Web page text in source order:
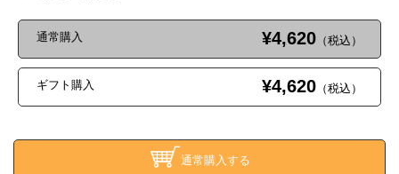
通常購入 ¥4,620 （税込）
ギフト購入 ¥4,620 （税込）
通常購入する